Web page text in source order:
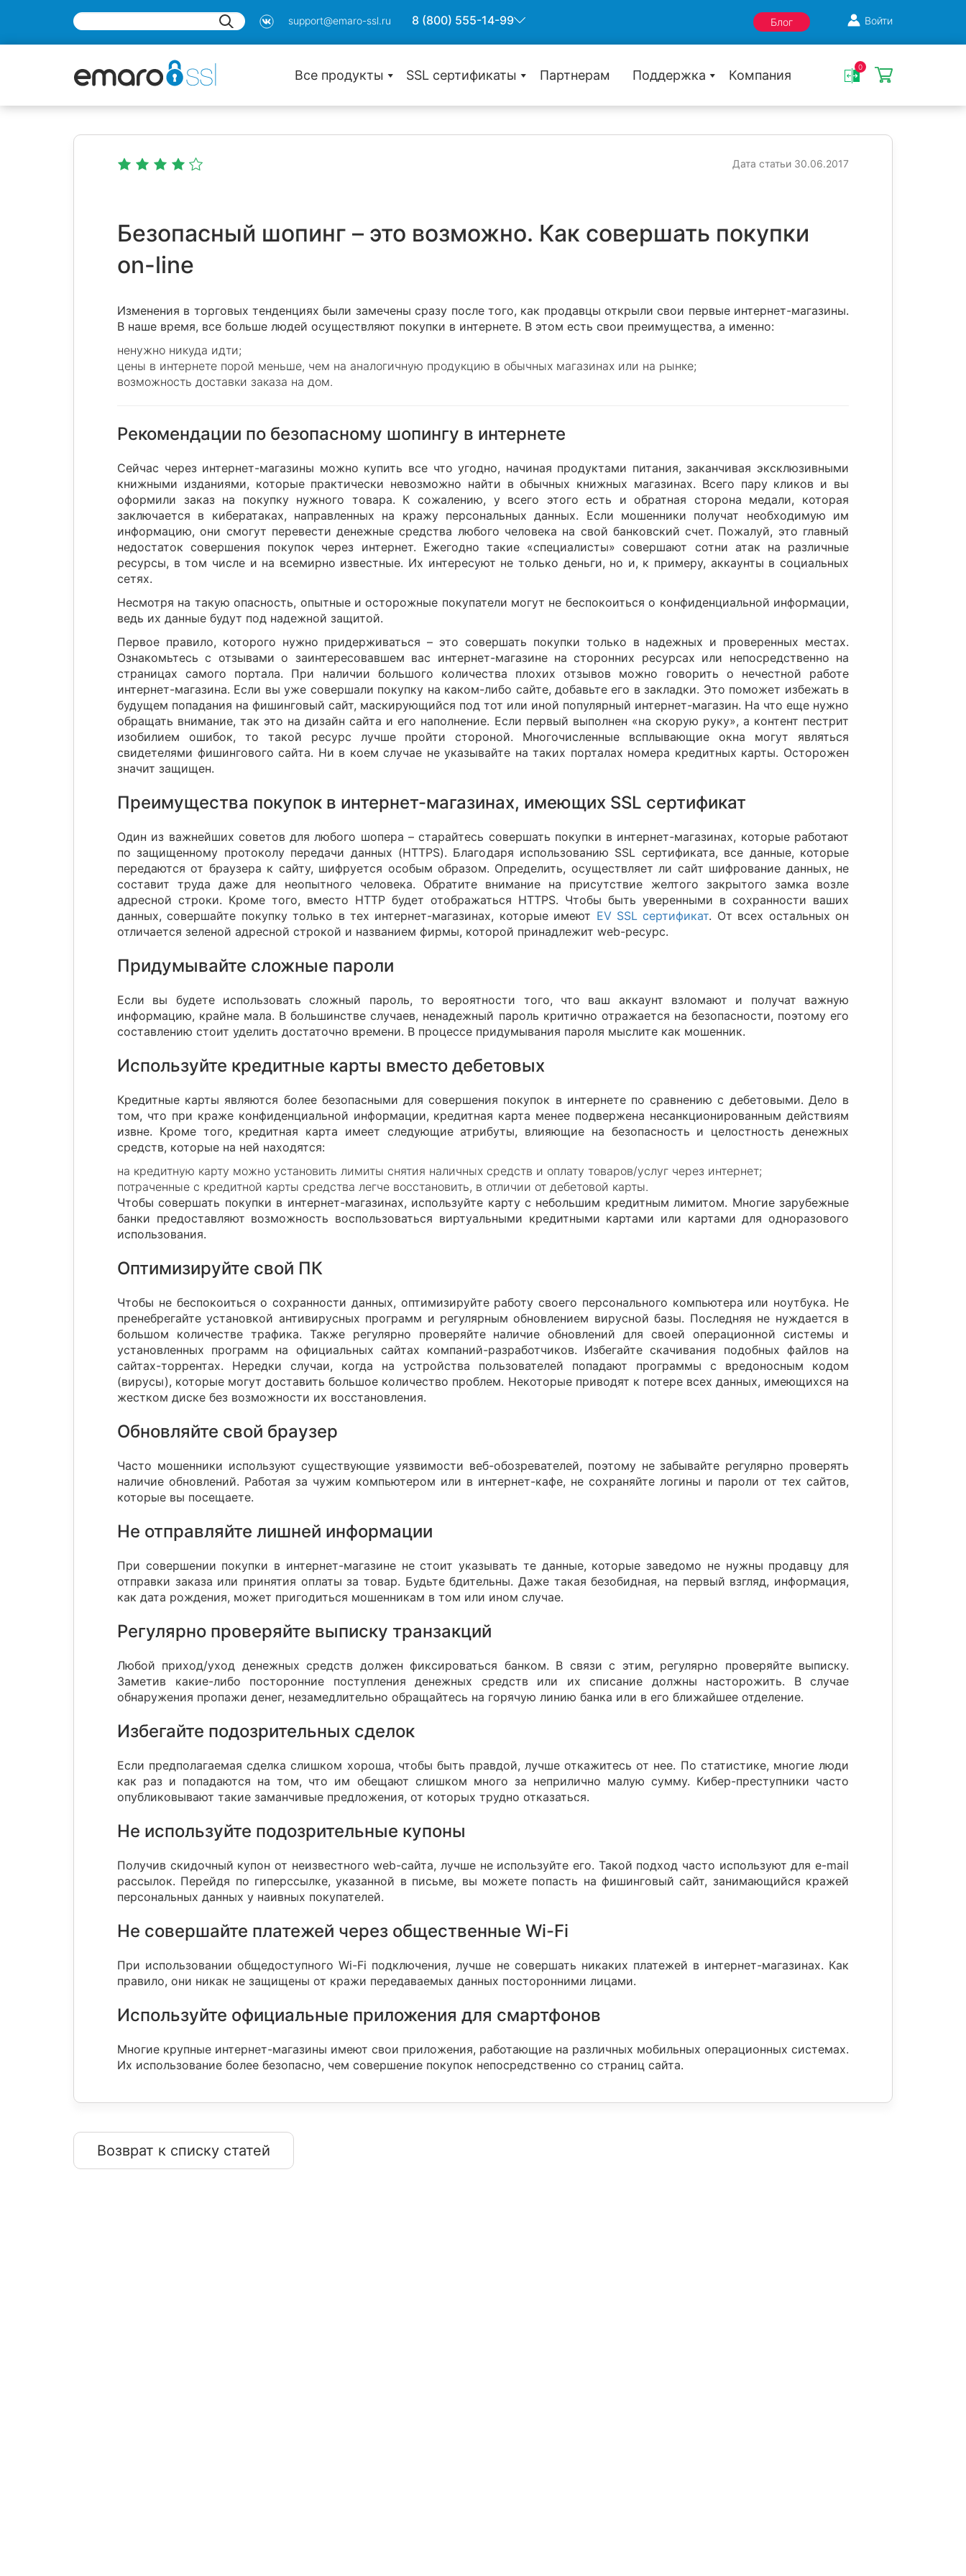
support@emaro-ssl.ru 8 (800) 555-14-99 Блог Войти
Все продукты SSL сертификаты Партнерам Поддержка Компания
0
Дата статьи 30.06.2017
Безопасный шопинг – это возможно. Как совершать покупки
on-line
Изменения в торговых тенденциях были замечены сразу после того, как продавцы открыли свои первые интернет-магазины.
В наше время, все больше людей осуществляют покупки в интернете. В этом есть свои преимущества, а именно:
ненужно никуда идти;
цены в интернете порой меньше, чем на аналогичную продукцию в обычных магазинах или на рынке;
возможность доставки заказа на дом.
Рекомендации по безопасному шопингу в интернете
Сейчас через интернет-магазины можно купить все что угодно, начиная продуктами питания, заканчивая эксклюзивными
книжными изданиями, которые практически невозможно найти в обычных книжных магазинах. Всего пару кликов и вы
оформили заказ на покупку нужного товара. К сожалению, у всего этого есть и обратная сторона медали, которая
заключается в кибератаках, направленных на кражу персональных данных. Если мошенники получат необходимую им
информацию, они смогут перевести денежные средства любого человека на свой банковский счет. Пожалуй, это главный
недостаток совершения покупок через интернет. Ежегодно такие «специалисты» совершают сотни атак на различные
ресурсы, в том числе и на всемирно известные. Их интересуют не только деньги, но и, к примеру, аккаунты в социальных
сетях.
Несмотря на такую опасность, опытные и осторожные покупатели могут не беспокоиться о конфиденциальной информации,
ведь их данные будут под надежной защитой.
Первое правило, которого нужно придерживаться – это совершать покупки только в надежных и проверенных местах.
Ознакомьтесь с отзывами о заинтересовавшем вас интернет-магазине на сторонних ресурсах или непосредственно на
страницах самого портала. При наличии большого количества плохих отзывов можно говорить о нечестной работе
интернет-магазина. Если вы уже совершали покупку на каком-либо сайте, добавьте его в закладки. Это поможет избежать в
будущем попадания на фишинговый сайт, маскирующийся под тот или иной популярный интернет-магазин. На что еще нужно
обращать внимание, так это на дизайн сайта и его наполнение. Если первый выполнен «на скорую руку», а контент пестрит
изобилием ошибок, то такой ресурс лучше пройти стороной. Многочисленные всплывающие окна могут являться
свидетелями фишингового сайта. Ни в коем случае не указывайте на таких порталах номера кредитных карты. Осторожен
значит защищен.
Преимущества покупок в интернет-магазинах, имеющих SSL сертификат
Один из важнейших советов для любого шопера – старайтесь совершать покупки в интернет-магазинах, которые работают
по защищенному протоколу передачи данных (HTTPS). Благодаря использованию SSL сертификата, все данные, которые
передаются от браузера к сайту, шифруется особым образом. Определить, осуществляет ли сайт шифрование данных, не
составит труда даже для неопытного человека. Обратите внимание на присутствие желтого закрытого замка возле
адресной строки. Кроме того, вместо HTTP будет отображаться HTTPS. Чтобы быть уверенными в сохранности ваших
данных, совершайте покупку только в тех интернет-магазинах, которые имеют EV SSL сертификат. От всех остальных он
отличается зеленой адресной строкой и названием фирмы, которой принадлежит web-ресурс.
Придумывайте сложные пароли
Если вы будете использовать сложный пароль, то вероятности того, что ваш аккаунт взломают и получат важную
информацию, крайне мала. В большинстве случаев, ненадежный пароль критично отражается на безопасности, поэтому его
составлению стоит уделить достаточно времени. В процессе придумывания пароля мыслите как мошенник.
Используйте кредитные карты вместо дебетовых
Кредитные карты являются более безопасными для совершения покупок в интернете по сравнению с дебетовыми. Дело в
том, что при краже конфиденциальной информации, кредитная карта менее подвержена несанкционированным действиям
извне. Кроме того, кредитная карта имеет следующие атрибуты, влияющие на безопасность и целостность денежных
средств, которые на ней находятся:
на кредитную карту можно установить лимиты снятия наличных средств и оплату товаров/услуг через интернет;
потраченные с кредитной карты средства легче восстановить, в отличии от дебетовой карты.
Чтобы совершать покупки в интернет-магазинах, используйте карту с небольшим кредитным лимитом. Многие зарубежные
банки предоставляют возможность воспользоваться виртуальными кредитными картами или картами для одноразового
использования.
Оптимизируйте свой ПК
Чтобы не беспокоиться о сохранности данных, оптимизируйте работу своего персонального компьютера или ноутбука. Не
пренебрегайте установкой антивирусных программ и регулярным обновлением вирусной базы. Последняя не нуждается в
большом количестве трафика. Также регулярно проверяйте наличие обновлений для своей операционной системы и
установленных программ на официальных сайтах компаний-разработчиков. Избегайте скачивания подобных файлов на
сайтах-торрентах. Нередки случаи, когда на устройства пользователей попадают программы с вредоносным кодом
(вирусы), которые могут доставить большое количество проблем. Некоторые приводят к потере всех данных, имеющихся на
жестком диске без возможности их восстановления.
Обновляйте свой браузер
Часто мошенники используют существующие уязвимости веб-обозревателей, поэтому не забывайте регулярно проверять
наличие обновлений. Работая за чужим компьютером или в интернет-кафе, не сохраняйте логины и пароли от тех сайтов,
которые вы посещаете.
Не отправляйте лишней информации
При совершении покупки в интернет-магазине не стоит указывать те данные, которые заведомо не нужны продавцу для
отправки заказа или принятия оплаты за товар. Будьте бдительны. Даже такая безобидная, на первый взгляд, информация,
как дата рождения, может пригодиться мошенникам в том или ином случае.
Регулярно проверяйте выписку транзакций
Любой приход/уход денежных средств должен фиксироваться банком. В связи с этим, регулярно проверяйте выписку.
Заметив какие-либо посторонние поступления денежных средств или их списание должны насторожить. В случае
обнаружения пропажи денег, незамедлительно обращайтесь на горячую линию банка или в его ближайшее отделение.
Избегайте подозрительных сделок
Если предполагаемая сделка слишком хороша, чтобы быть правдой, лучше откажитесь от нее. По статистике, многие люди
как раз и попадаются на том, что им обещают слишком много за неприлично малую сумму. Кибер-преступники часто
опубликовывают такие заманчивые предложения, от которых трудно отказаться.
Не используйте подозрительные купоны
Получив скидочный купон от неизвестного web-сайта, лучше не используйте его. Такой подход часто используют для e-mail
рассылок. Перейдя по гиперссылке, указанной в письме, вы можете попасть на фишинговый сайт, занимающийся кражей
персональных данных у наивных покупателей.
Не совершайте платежей через общественные Wi-Fi
При использовании общедоступного Wi-Fi подключения, лучше не совершать никаких платежей в интернет-магазинах. Как
правило, они никак не защищены от кражи передаваемых данных посторонними лицами.
Используйте официальные приложения для смартфонов
Многие крупные интернет-магазины имеют свои приложения, работающие на различных мобильных операционных системах.
Их использование более безопасно, чем совершение покупок непосредственно со страниц сайта.
Возврат к списку статей